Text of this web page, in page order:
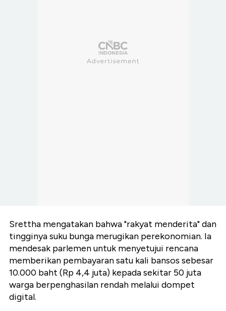
Srettha mengatakan bahwa "rakyat menderita" dan
tingginya suku bunga merugikan perekonomian. Ia
mendesak parlemen untuk menyetujui rencana
memberikan pembayaran satu kali bansos sebesar
10.000 baht (Rp 4,4 juta) kepada sekitar 50 juta
warga berpenghasilan rendah melalui dompet
digital.